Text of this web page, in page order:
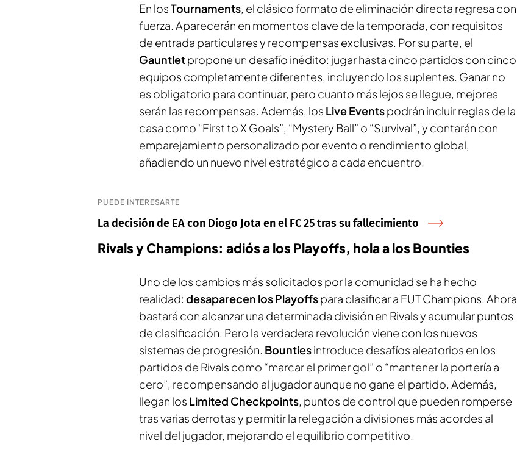
En losTournaments, el clásico formato de eliminación directa regresa con
fuerza. Aparecerán en momentos clave de la temporada, con requisitos
de entrada particulares y recompensas exclusivas. Por su parte, el
Gauntletpropone un desafío inédito: jugar hasta cinco partidos con cinco
equipos completamente diferentes, incluyendo los suplentes. Ganar no
es obligatorio para continuar, pero cuanto más lejos se llegue, mejores
serán las recompensas. Además, los Live Eventspodrán incluir reglas de la
casa como “First to X Goals”, “Mystery Ball” o “Survival”, y contarán con
emparejamiento personalizado por evento o rendimiento global,
añadiendo un nuevo nivel estratégico a cada encuentro.
PUEDE INTERESARTE
La decisión de EA con Diogo Jota en el FC 25 tras su fallecimiento
Rivals y Champions: adiós a los Playoffs, hola a los Bounties
Uno de los cambios más solicitados por la comunidad se ha hecho
realidad: desaparecen los Playoffspara clasificar a FUT Champions. Ahora
bastará con alcanzar una determinada división en Rivals y acumular puntos
de clasificación. Pero la verdadera revolución viene con los nuevos
sistemas de progresión. Bountiesintroduce desafíos aleatorios en los
partidos de Rivals como “marcar el primer gol” o “mantener la portería a
cero”, recompensando al jugador aunque no gane el partido. Además,
llegan los Limited Checkpoints, puntos de control que pueden romperse
tras varias derrotas y permitir la relegación a divisiones más acordes al
nivel del jugador, mejorando el equilibrio competitivo.